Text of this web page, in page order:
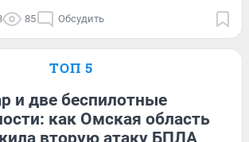
85 Обсудить
ТОП 5
и две беспилотные
как Омская область
вторую атаку БПЛА